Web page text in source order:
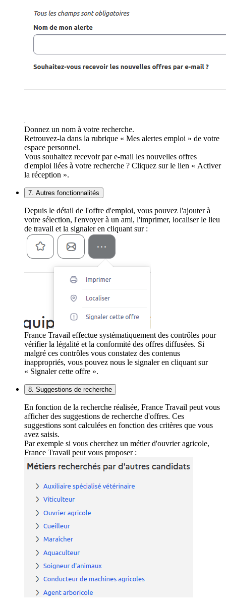
Donnez un nom à votre recherche.
Retrouvez-la dans la rubrique « Mes alertes emploi » de votre
espace personnel.
Vous souhaitez recevoir par e-mail les nouvelles offres
d'emploi liées à votre recherche ? Cliquez sur le lien « Activer
la réception ».
7. Autres fonctionnalités
Depuis le détail de l'offre d'emploi, vous pouvez l'ajouter à
votre sélection, l'envoyer à un ami, l'imprimer, localiser le lieu
de travail et la signaler en cliquant sur :
France Travail effectue systématiquement des contrôles pour
vérifier la légalité et la conformité des offres diffusées. Si
malgré ces contrôles vous constatez des contenus
inappropriés, vous pouvez nous le signaler en cliquant sur
« Signaler cette offre ».
8. Suggestions de recherche
En fonction de la recherche réalisée, France Travail peut vous
afficher des suggestions de recherche d'offres. Ces
suggestions sont calculées en fonction des critères que vous
avez saisis.
Par exemple si vous cherchez un métier d'ouvrier agricole,
France Travail peut vous proposer :